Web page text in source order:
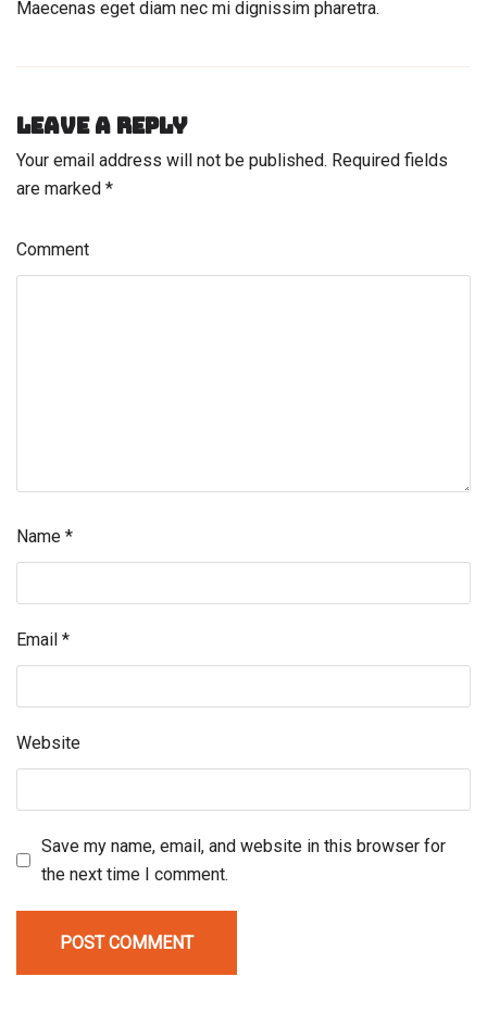
Maecenas eget diam nec mi dignissim pharetra.
Leave a Reply
Your email address will not be published. Required fields
are marked *
Comment
Name *
Email *
Website
Save my name, email, and website in this browser for
the next time I comment.